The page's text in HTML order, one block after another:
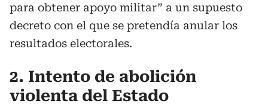
para obtener apoyo militar” a un supuesto
decreto con el que se pretendía anular los
resultados electorales.
2. Intento de abolición
violenta del Estado